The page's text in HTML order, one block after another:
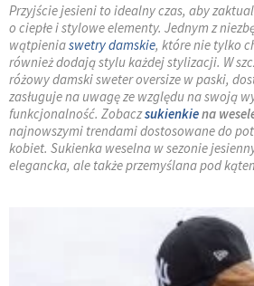
Przyjście jesieni to idealny czas, aby
o ciepłe i stylowe elementy. Jednym z
wątpieniaswetry damskie, które nie tylko
również dodają stylu każdej stylizacji. W
różowy damski sweter oversize w paski,
zasługuje na uwagę ze względu na swoją
funkcjonalność. Zobaczsukienkiena
najnowszymi trendami dostosowane do
kobiet. Sukienka weselna w sezonie
elegancka, ale także przemyślana pod